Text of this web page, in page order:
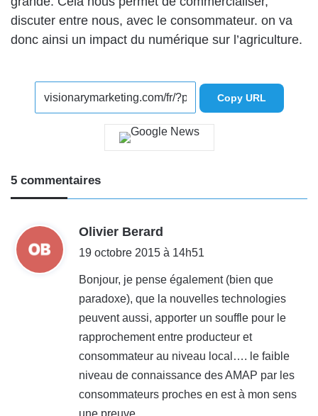
discuter entre nous, avec le consommateur. on va
donc ainsi un impact du numérique sur l’agriculture.
Copy URL
5 commentaires
Olivier Berard
i
19 octobre 2015 à 14h51
Bonjour, je pense également (bien que
paradoxe), que la nouvelles technologies
peuvent aussi, apporter un souffle pour le
rapprochement entre producteur et
consommateur au niveau local…. le faible
niveau de connaissance des AMAP par les
consommateurs proches en est à mon sens
une preuve.